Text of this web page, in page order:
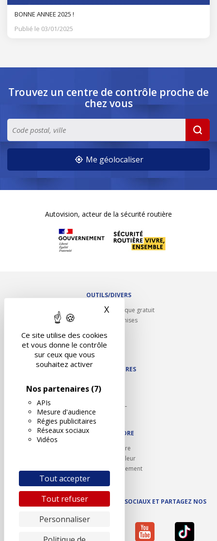
Ce site utilise des cookies
et vous donne le contrôle
sur ceux que vous
souhaitez activer
Nos partenaires (7)
APIs
Mesure d'audience
Régies publicitaires
Réseaux sociaux
Vidéos
Tout accepter
Tout refuser
Personnaliser
X Masquer le bandeau des
BONNE ANNEE 2025 !
Publié le 03/01/2025
Trouvez un centre de contrôle proche de
chez vous
Me géolocaliser
Autovision, acteur de la sécurité routière
OUTILS/DIVERS
Rappel contrôle technique gratuit
Partenariats/Remises
Contact
NOS PARTENAIRES
Autodidact
Karoil
Autovision PL
Motovision
NOUS REJOINDRE
Ouvrir un centre
Devenez contrôleur
Carrières et recrutement
SUIVEZ AUTOVISION SUR LES RÉSEAUX SOCIAUX ET PARTAGEZ NOS